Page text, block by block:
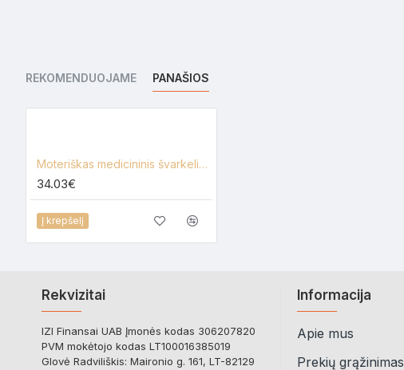
REKOMENDUOJAME PANAŠIOS
Moteriškas medicininis švarkelis Lija A-2-UZ
34.03€
Į krepšelį
Rekvizitai
IZI Finansai UAB Įmonės kodas 306207820
PVM mokėtojo kodas LT100016385019
Glovė Radviliškis: Maironio g. 161, LT-82129
Informacija
Apie mus
Prekių grąžinimas